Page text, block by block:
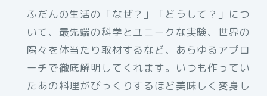
ふだんの生活の「なぜ？」「どうして？」につ
いて、最先端の科学とユニークな実験、世界の
隅々を体当たり取材するなど、あらゆるアプロ
ーチで徹底解明してくれます。いつも作ってい
たあの料理がびっくりするほど美味しく変身し